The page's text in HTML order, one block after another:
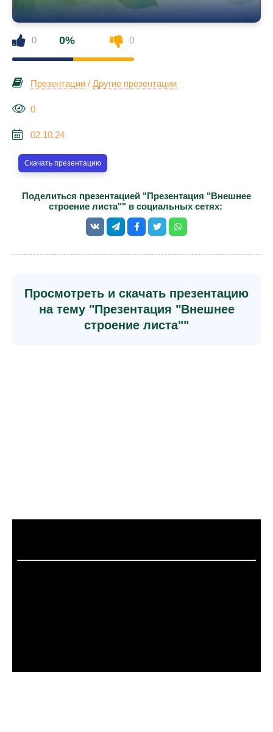
0 0% 0
Презентации / Другие презентации
0
02.10.24
Скачать презентацию
Поделиться презентацией "Презентация "Внешнее
строение листа"" в социальных сетях:
Просмотреть и скачать презентацию
на тему "Презентация "Внешнее
строение листа""